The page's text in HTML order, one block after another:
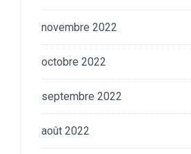
novembre 2022
octobre 2022
septembre 2022
août 2022